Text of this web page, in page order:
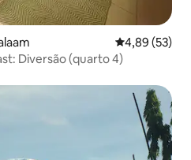
4,89 de uma
4,89 (53)
Diversão (quarto 4)